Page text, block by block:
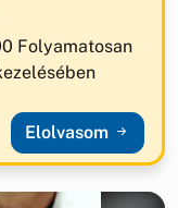
Folyamatosan
Elolvasom